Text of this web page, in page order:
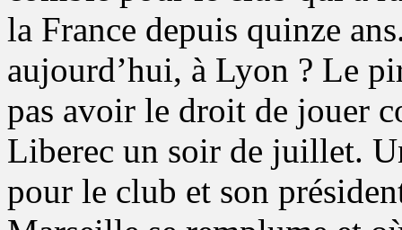
la France depuis quinze
aujourd’hui, à Lyon ? Le
pas avoir le droit de jouer
Liberec un soir de juillet.
pour le club et son